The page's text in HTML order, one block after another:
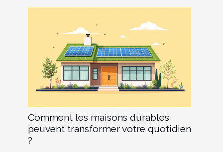
Comment les maisons durables
peuvent transformer votre quotidien
?